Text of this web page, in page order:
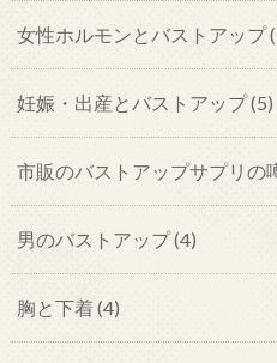
女性ホルモンとバストアップ
妊娠・出産とバストアップ(5)
市販のバストアップサプリの
男のバストアップ(4)
胸と下着(4)